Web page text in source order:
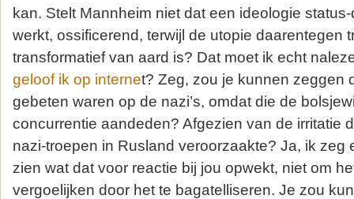
kan. Stelt Mannheim niet dat een ideologie
werkt, ossificerend, terwijl de utopie daarentegen
transformatief van aard is? Dat moet ik echt
geloof ik op internet? Zeg, zou je kunnen zeggen
gebeten waren op de nazi’s, omdat die de
concurrentie aandeden? Afgezien van de irritatie
nazi-troepen in Rusland veroorzaakte? Ja, ik zeg
zien wat dat voor reactie bij jou opwekt, niet om
vergoelijken door het te bagatelliseren. Je zou